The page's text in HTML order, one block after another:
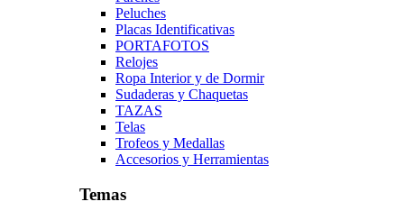
Peluches
Placas Identificativas
PORTAFOTOS
Relojes
Ropa Interior y de Dormir
Sudaderas y Chaquetas
TAZAS
Telas
Trofeos y Medallas
Accesorios y Herramientas
Temas